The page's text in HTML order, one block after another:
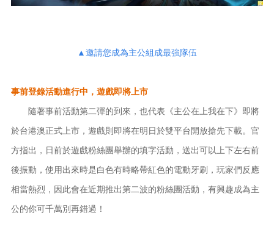
▲邀請您成為主公組成最強隊伍
事前登錄活動進行中，遊戲即將上市
隨著事前活動第二彈的到來，也代表《主公在上我在下》即將
於台港澳正式上市，遊戲則即將在明日於雙平台開放搶先下載。官
方指出，日前於遊戲粉絲團舉辦的填字活動，送出可以上下左右前
後振動，使用出來時是白色有時略帶紅色的電動牙刷，玩家們反應
相當熱烈，因此會在近期推出第二波的粉絲團活動，有興趣成為主
公的你可千萬別再錯過！